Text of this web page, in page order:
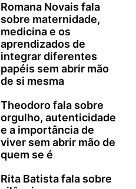
Romana Novais fala
sobre maternidade,
medicina e os
aprendizados de
integrar diferentes
papéis sem abrir mão
de si mesma
Theodoro fala sobre
orgulho, autenticidade
e a importância de
viver sem abrir mão de
quem se é
Rita Batista fala sobre